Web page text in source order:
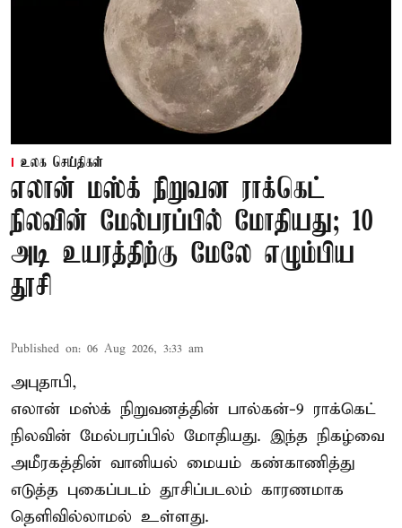
உலக செய்திகள்
எலான் மஸ்க் நிறுவன ராக்கெட்
நிலவின் மேல்பரப்பில் மோதியது; 10
அடி உயரத்திற்கு மேலே எழும்பிய
தூசி
Published on: 06 Aug 2026, 3:33 am
அபுதாபி,
எலான் மஸ்க் நிறுவனத்தின் பால்கன்-9 ராக்கெட்
நிலவின் மேல்பரப்பில் மோதியது. இந்த நிகழ்வை
அமீரகத்தின் வானியல் மையம் கண்காணித்து
எடுத்த புகைப்படம் தூசிப்படலம் காரணமாக
தெளிவில்லாமல் உள்ளது.